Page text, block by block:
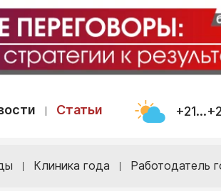
Статьи
Клиника года Работодатель